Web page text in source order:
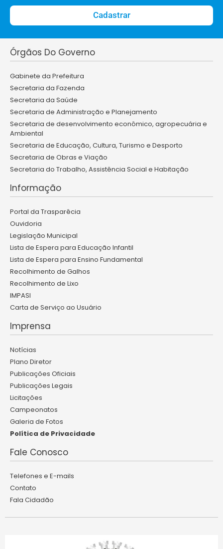
Cadastrar
Órgãos Do Governo
Gabinete da Prefeitura
Secretaria da Fazenda
Secretaria da Saúde
Secretaria de Administração e Planejamento
Secretaria de desenvolvimento econômico, agropecuária e
Ambiental
Secretaria de Educação, Cultura, Turismo e Desporto
Secretaria de Obras e Viação
Secretaria do Trabalho, Assistência Social e Habitação
Informação
Portal da Trasparêcia
Ouvidoria
Legislação Municipal
Lista de Espera para Educação Infantil
Lista de Espera para Ensino Fundamental
Recolhimento de Galhos
Recolhimento de Lixo
IMPASI
Carta de Serviço ao Usuário
Imprensa
Notícias
Plano Diretor
Publicações Oficiais
Publicações Legais
Licitações
Campeonatos
Galeria de Fotos
Política de Privacidade
Fale Conosco
Telefones e E-mails
Contato
Fala Cidadão